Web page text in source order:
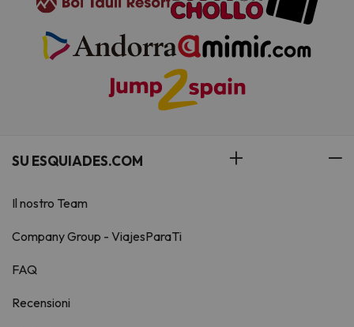
SU ESQUIADES.COM
Il nostro Team
Company Group - ViajesParaTi
FAQ
Recensioni